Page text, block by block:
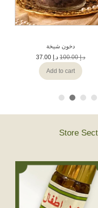
دخون شيخة
د.إ100.00 د.إ
Add to cart